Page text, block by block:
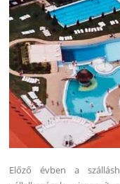
Előző évben a